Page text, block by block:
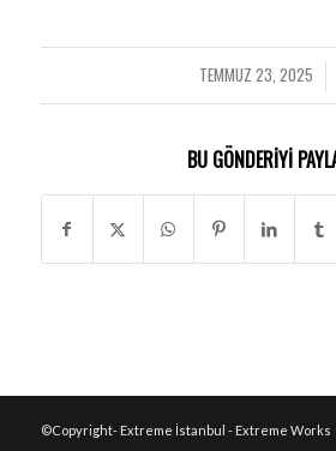
TEMMUZ 23, 2025
/
BU GÖNDERIYI
©Copyright- Extreme İstanbul - Extreme Works